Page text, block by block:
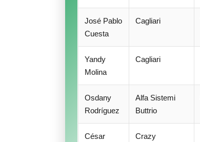
José Pablo
Cuesta
Cagliari
Yandy
Molina
Cagliari
Osdany
Rodríguez
Alfa Sistemi
Buttrio
César
Crazy